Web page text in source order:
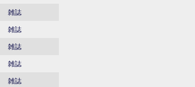
雑誌
雑誌
雑誌
雑誌
雑誌